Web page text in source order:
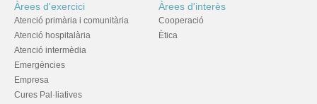
Àrees d'exercici
Atenció primària i comunitària
Atenció hospitalària
Atenció intermèdia
Emergències
Empresa
Cures Pal·liatives
Àrees d'interès
Cooperació
Ètica